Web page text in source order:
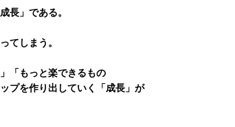
長」である。
てしまう。
「もっと楽できるもの
プを作り出していく「成長」が